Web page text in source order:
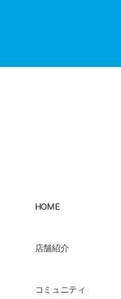
HOME
店舗紹介
コミュニティ